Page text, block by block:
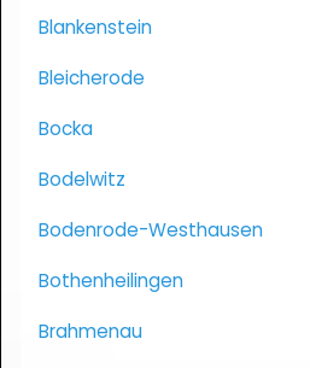
Blankenstein
Bleicherode
Bocka
Bodelwitz
Bodenrode-Westhausen
Bothenheilingen
Brahmenau